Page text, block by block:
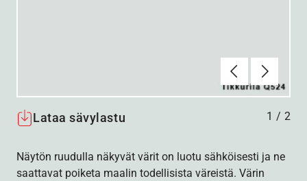
Edellinen
Lataa sävylastu 1 / 2
Näytön ruudulla näkyvät värit on luotu sähköisesti ja ne
saattavat poiketa maalin todellisista väreistä. Värin